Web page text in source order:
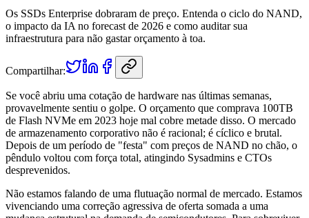
Os SSDs Enterprise dobraram de preço. Entenda o ciclo do NAND,
o impacto da IA no forecast de 2026 e como auditar sua
infraestrutura para não gastar orçamento à toa.
Compartilhar:
Se você abriu uma cotação de hardware nas últimas semanas,
provavelmente sentiu o golpe. O orçamento que comprava 100TB
de Flash NVMe em 2023 hoje mal cobre metade disso. O mercado
de armazenamento corporativo não é racional; é cíclico e brutal.
Depois de um período de "festa" com preços de NAND no chão, o
pêndulo voltou com força total, atingindo Sysadmins e CTOs
desprevenidos.
Não estamos falando de uma flutuação normal de mercado. Estamos
vivenciando uma correção agressiva de oferta somada a uma